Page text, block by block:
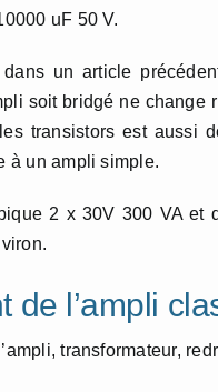
uF 50 V.
un article
soit bridgé ne
transistors est aussi
à un ampli simple.
2 x 30V 300 VA
de l’ampli
transformateur,